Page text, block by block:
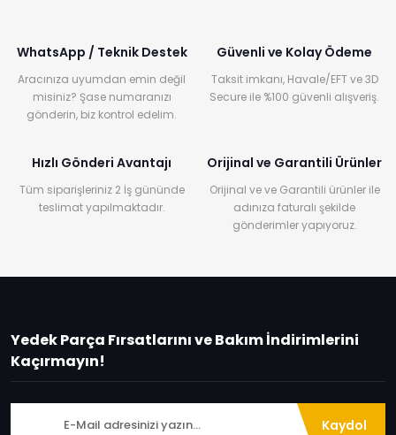
WhatsApp / Teknik Destek
Aracınıza uyumdan emin değil
misiniz? Şase numaranızı
gönderin, biz kontrol edelim.
Güvenli ve Kolay Ödeme
Taksit imkanı, Havale/EFT ve 3D
Secure ile %100 güvenli alışveriş.
Hızlı Gönderi Avantajı
Tüm siparişleriniz 2 İş gününde
teslimat yapılmaktadır.
Orijinal ve Garantili Ürünler
Orijinal ve ve Garantili ürünler ile
adınıza faturalı şekilde
gönderimler yapıyoruz.
Yedek Parça Fırsatlarını ve Bakım İndirimlerini
Kaçırmayın!
Kaydol